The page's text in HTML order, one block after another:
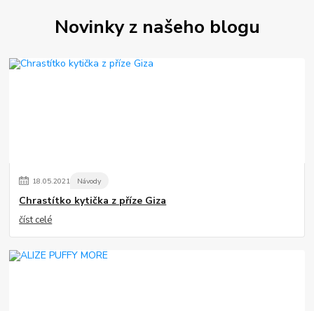
Novinky z našeho blogu
18.05.2021 Návody
Chrastítko kytička z příze Giza
číst celé